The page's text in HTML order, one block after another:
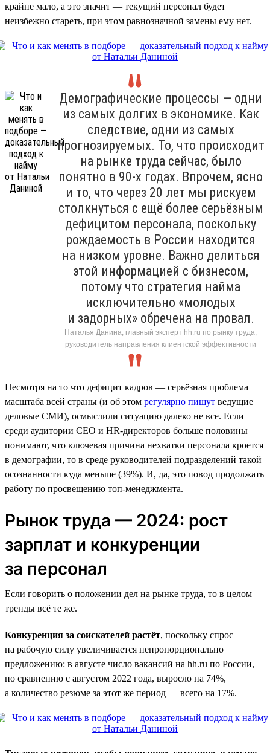
крайне мало, а это значит — текущий персонал будет
неизбежно стареть, при этом равнозначной замены ему нет.
Демографические процессы — одни
из самых долгих в экономике. Как
следствие, одни из самых
прогнозируемых. То, что происходит
на рынке труда сейчас, было
понятно в 90-х годах. Впрочем, ясно
и то, что через 20 лет мы рискуем
столкнуться с ещё более серьёзным
дефицитом персонала, поскольку
рождаемость в России находится
на низком уровне. Важно делиться
этой информацией с бизнесом,
потому что стратегия найма
исключительно «молодых
и задорных» обречена на провал.
Наталья Данина, главный эксперт hh.ru по рынку труда,
руководитель направления клиентской эффективности
Несмотря на то что дефицит кадров — серьёзная проблема
масштаба всей страны (и об этом регулярно пишут ведущие
деловые СМИ), осмыслили ситуацию далеко не все. Если
среди аудитории СЕО и HR-директоров больше половины
понимают, что ключевая причина нехватки персонала кроется
в демографии, то в среде руководителей подразделений такой
осознанности куда меньше (39%). И, да, это повод продолжать
работу по просвещению топ-менеджмента.
Рынок труда — 2024: рост
зарплат и конкуренции
за персонал
Если говорить о положении дел на рынке труда, то в целом
тренды всё те же.
Конкуренция за соискателей растёт, поскольку спрос
на рабочую силу увеличивается непропорционально
предложению: в августе число вакансий на hh.ru по России,
по сравнению с августом 2022 года, выросло на 74%,
а количество резюме за этот же период — всего на 17%.